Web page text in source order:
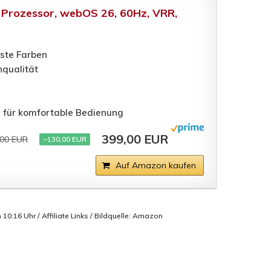
webOS 26, 60Hz, VRR,
Farben
für komfortable Bedienung
EUR −130,00 EUR 399,00 EUR
Auf Amazon kaufen
Uhr / Affiliate Links / Bildquelle: Amazon